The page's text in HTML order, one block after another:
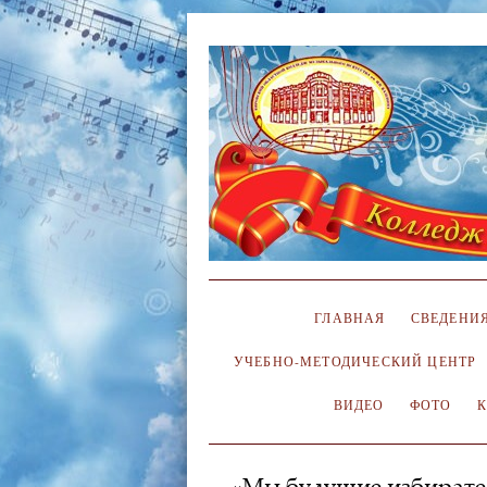
ГЛАВНАЯ
УЧЕБНО-МЕТОДИЧЕСКИЙ ЦЕНТР
ВИДЕО ФОТО